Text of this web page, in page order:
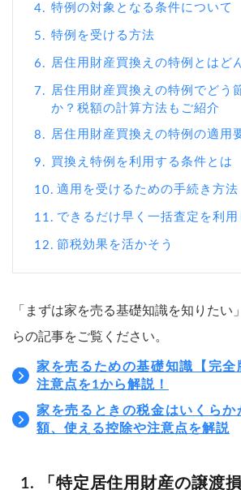
4. 特例の対象となる条件について
5. 特例を受ける方法
6. 居住用財産買換えの特例とはど
7.
居住用財産買換えの特例でどう
か？税額の計算方法もご紹介
8. 居住用財産買換えの特例の適用
9. 買換え特例を利用する条件とは
10. 適用を受けるための手続き方法
11. できるだけ早く一括査定を利用
12. 節税効果を活かそう
「まずは家を売る基礎知識を知りたい
らの記事をご覧ください。
家を売るための基礎知識【完全
注意点を1から解説！
家を売るときの税金はいくらか
額、使える控除や注意点を解説
「特定居住用財産の譲渡